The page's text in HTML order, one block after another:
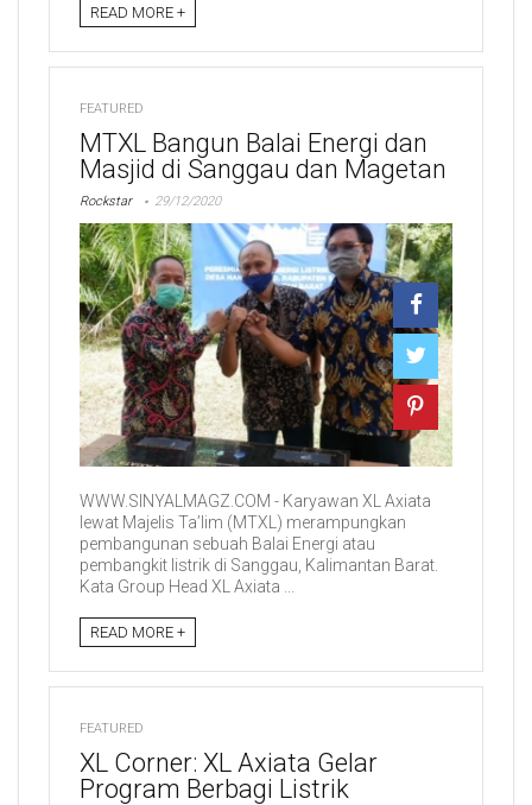
READ MORE +
FEATURED
MTXL Bangun Balai Energi dan
Masjid di Sanggau dan Magetan
Rockstar 29/12/2020
WWW.SINYALMAGZ.COM - Karyawan XL Axiata
lewat Majelis Ta’lim (MTXL) merampungkan
pembangunan sebuah Balai Energi atau
pembangkit listrik di Sanggau, Kalimantan Barat.
Kata Group Head XL Axiata ...
READ MORE +
FEATURED
XL Corner: XL Axiata Gelar
Program Berbagi Listrik